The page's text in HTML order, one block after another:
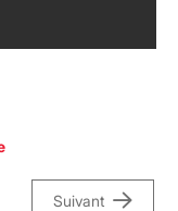
Suivant